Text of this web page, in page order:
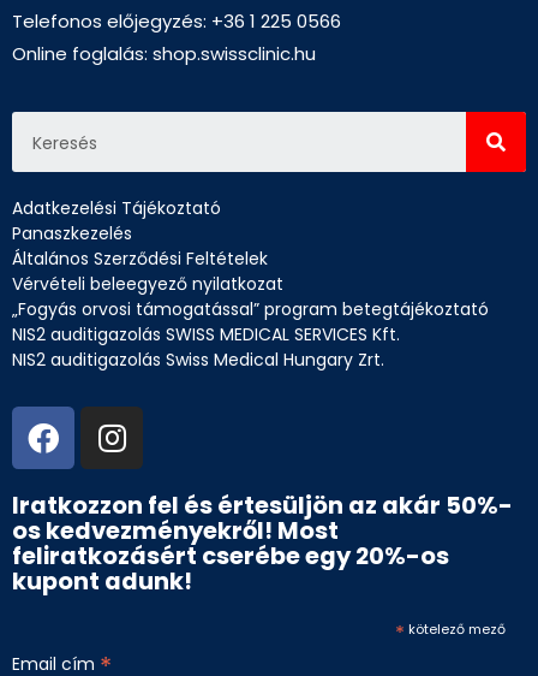
Telefonos előjegyzés: +36 1 225 0566
Online foglalás: shop.swissclinic.hu
Adatkezelési Tájékoztató
Panaszkezelés
Általános Szerződési Feltételek
Vérvételi beleegyező nyilatkozat
„Fogyás orvosi támogatással” program betegtájékoztató
NIS2 auditigazolás SWISS MEDICAL SERVICES Kft.
NIS2 auditigazolás Swiss Medical Hungary Zrt.
Iratkozzon fel és értesüljön az akár 50%-
os kedvezményekről! Most
feliratkozásért cserébe egy 20%-os
kupont adunk!
* kötelező mező
Email cím *